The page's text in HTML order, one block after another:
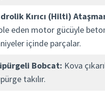
Kırıcı (Hilti)
eden motor gücüyle
içinde parçalar.
Bobcat: Kova
takılır.